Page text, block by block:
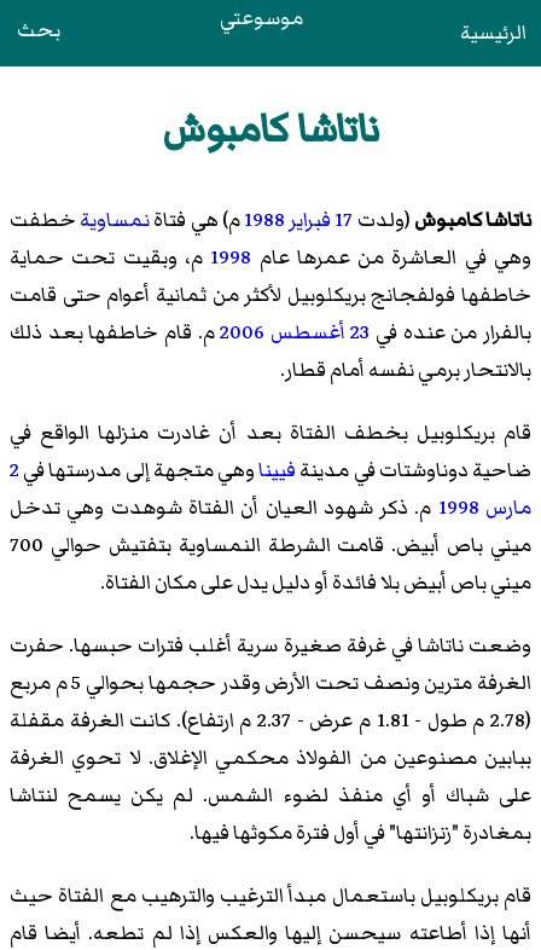
الرئيسية موسوعتي بحث
ناتاشا كامبوش
ناتاشا كامبوش(ولدت 17 فبراير 1988م) هي فتاةنمساويةخطفت
وهي في العاشرة من عمرها عام 1998 م، وبقيت تحت حماية
خاطفها فولفجانج بريكلوبيل لأكثر من ثمانية أعوام حتى قامت
بالفرار من عنده في 23 أغسطس 2006م. قام خاطفها بعد ذلك
بالانتحار برمي نفسه أمام قطار.
قام بريكلوبيل بخطف الفتاة بعد أن غادرت منزلها الواقع في
ضاحية دوناوشتات في مدينةفييناوهي متجهة إلى مدرستها في2
مارس 1998 م. ذكر شهود العيان أن الفتاة شوهدت وهي تدخل
ميني باص أبيض. قامت الشرطة النمساوية بتفتيش حوالي 700
ميني باص أبيض بلا فائدة أو دليل يدل على مكان الفتاة.
وضعت ناتاشا في غرفة صغيرة سرية أغلب فترات حبسها. حفرت
الغرفة مترين ونصف تحت الأرض وقدر حجمها بحوالي 5 م مربع
(2.78 م طول - 1.81 م عرض - 2.37 م ارتفاع). كانت الغرفة مقفلة
ببابين مصنوعين من الفولاذ محكمي الإغلاق. لا تحوي الغرفة
على شباك أو أي منفذ لضوء الشمس. لم يكن يسمح لنتاشا
بمغادرة "زنزانتها" في أول فترة مكوثها فيها.
قام بريكلوبيل باستعمال مبدأ الترغيب والترهيب مع الفتاة حيث
أنها إذا أطاعته سيحسن إليها والعكس إذا لم تطعه. أيضا قام